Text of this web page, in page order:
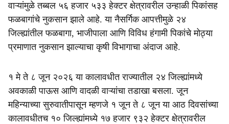
r
e
वाऱ्यांमुळे तब्बल ५६ हजार ५३३ हेक्टर क्षेत्रावरील उन्हाळी पिकांसह
फळबागांचे नुकसान झाले आहे. या नैसर्गिक आपत्तीमुळे २४
जिल्ह्यांतील फळबागा, भाजीपाला आणि विविध हंगामी पिकांचे मोठ्या
प्रमाणात नुकसान झाल्याचा कृषी विभागाचा अंदाज आहे.
१ मे ते ८ जून २०२६ या कालावधीत राज्यातील २४ जिल्ह्यांमध्ये
अवकाळी पाऊस आणि वादळी वाऱ्यांचा तडाखा बसला. जून
महिन्याच्या सुरुवातीपासून म्हणजे १ जून ते ८ जून या आठ दिवसांच्या
कालावधीतच १० जिल्ह्यांमध्ये १७ हजार ९३२ हेक्टर क्षेत्रावरील